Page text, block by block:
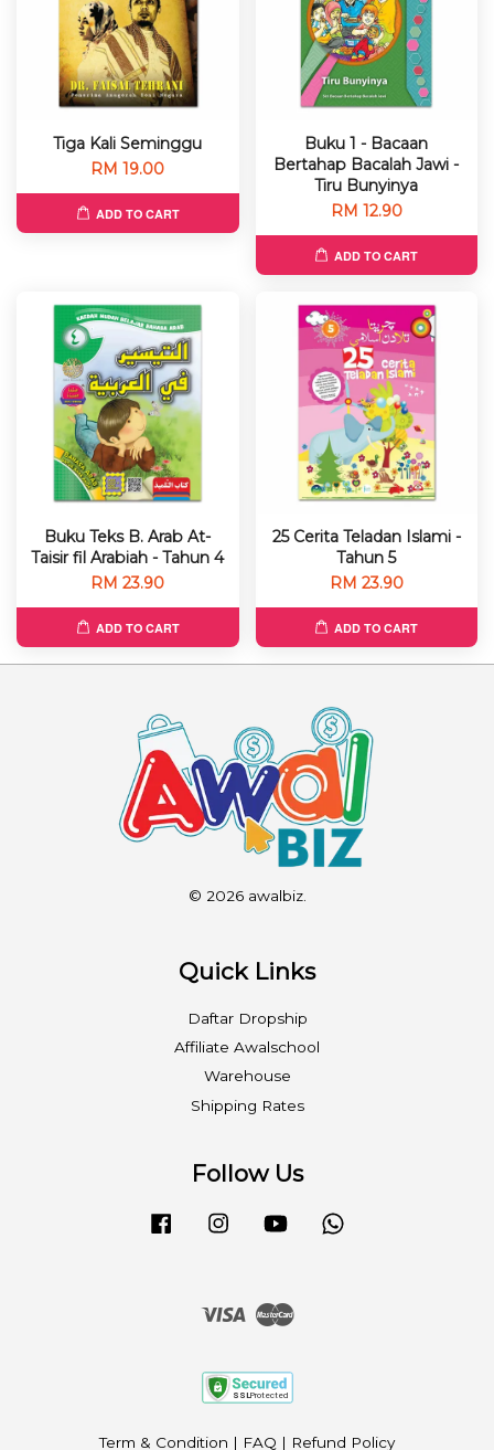
Tiga Kali Seminggu
RM 19.00
ADD TO CART
Buku 1 - Bacaan
Bertahap Bacalah Jawi -
Tiru Bunyinya
RM 12.90
ADD TO CART
Buku Teks B. Arab At-
Taisir fil Arabiah - Tahun 4
RM 23.90
ADD TO CART
25 Cerita Teladan Islami -
Tahun 5
RM 23.90
ADD TO CART
© 2026 awalbiz.
Quick Links
Daftar Dropship
Affiliate Awalschool
Warehouse
Shipping Rates
Follow Us
FacebookInstagramYouTube
Visa Master
Term & Condition | FAQ | Refund Policy